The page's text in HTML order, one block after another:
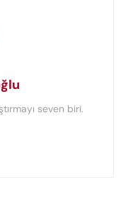
seven biri.